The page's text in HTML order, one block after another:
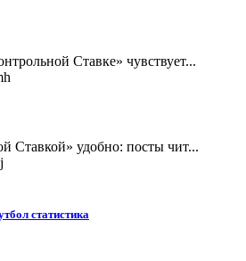
Ставке» чувствует...
Ставкой» удобно: посты чит...
статистика